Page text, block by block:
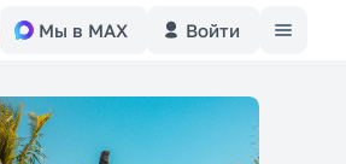
Мы в MAX Войти